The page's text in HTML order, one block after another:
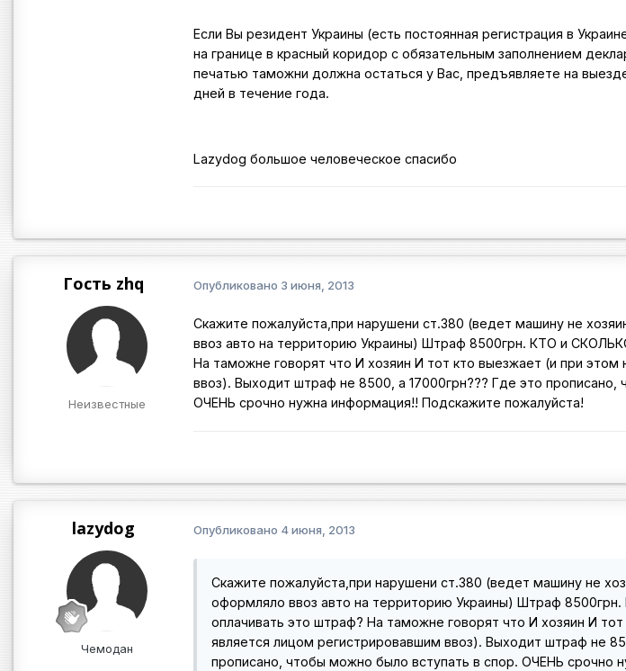
Если Вы резидент Украины (есть постоянная регистрация в
на границе в красный коридор с обязательным заполнением
печатью таможни должна остаться у Вас, предъявляете на
дней в течение года.
Lazydog большое человеческое спасибо
Гость zhq
Неизвестные
Опубликовано 3 июня, 2013
Скажите пожалуйста,при нарушени ст.380 (ведет машину не
ввоз авто на территорию Украины) Штраф 8500грн. КТО и
На таможне говорят что И хозяин И тот кто выезжает (и при
ввоз). Выходит штраф не 8500, а 17000грн??? Где это
ОЧЕНЬ срочно нужна информация!! Подскажите пожалуйста!
lazydog
Чемодан
Опубликовано 4 июня, 2013
Скажите пожалуйста,при нарушени ст.380 (ведет машину не
оформляло ввоз авто на территорию Украины) Штраф
оплачивать это штраф? На таможне говорят что И хозяин И
является лицом регистрировавшим ввоз). Выходит штраф не
прописано, чтобы можно было вступать в спор. ОЧЕНЬ срочно